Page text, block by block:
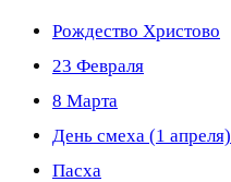
Рождество Христово
23 Февраля
8 Марта
День смеха (1 апреля)
Пасха